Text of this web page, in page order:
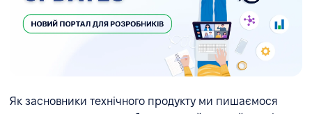
Як засновники технічного продукту ми пишаємося